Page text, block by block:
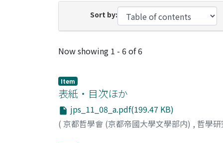
Sort by:
Recent Submissions
Now showing 1 - 6 of 6
Item
表紙・目次ほか
jps_11_08_a.pdf(199.47 KB)
( 京都哲學會 (京都帝國大學文學部内) , 哲學研